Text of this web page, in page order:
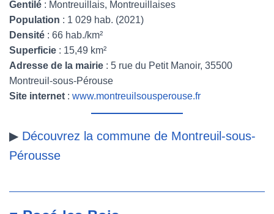
Gentilé : Montreuillais, Montreuillaises
Population : 1 029 hab. (2021)
Densité : 66 hab./km²
Superficie : 15,49 km²
Adresse de la mairie : 5 rue du Petit Manoir, 35500
Montreuil-sous-Pérouse
Site internet : www.montreuilsousperouse.fr
▶ Découvrez la commune de Montreuil-sous-
Pérousse